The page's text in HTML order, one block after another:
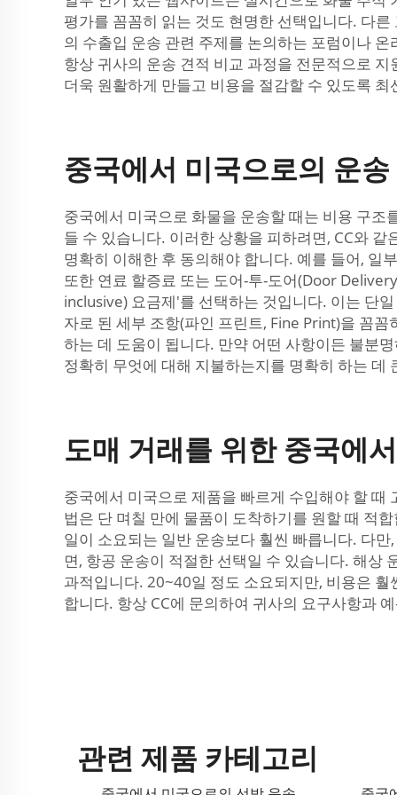
평가를 꼼꼼히 읽는 것도 현명한 선택입니다. 다
의 수출입 운송 관련 주제를 논의하는 포럼이나
항상 귀사의 운송 견적 비교 과정을 전문적으로
더욱 원활하게 만들고 비용을 절감할 수 있도록
중국에서 미국으로의 운
중국에서 미국으로 화물을 운송할 때는 비용 구
들 수 있습니다. 이러한 상황을 피하려면, CC와
명확히 이해한 후 동의해야 합니다. 예를 들어, 일
또한 연료 할증료 또는 도어-투-도어(Door
inclusive) 요금제'를 선택하는 것입니다. 이는 단
자로 된 세부 조항(파인 프린트, Fine Print)을 꼼
하는 데 도움이 됩니다. 만약 어떤 사항이든 불분
정확히 무엇에 대해 지불하는지를 명확히 하는 데
도매 거래를 위한 중국에
중국에서 미국으로 제품을 빠르게 수입해야 할
법은 단 며칠 만에 물품이 도착하기를 원할 때 적
일이 소요되는 일반 운송보다 훨씬 빠릅니다. 다
면, 항공 운송이 적절한 선택일 수 있습니다. 해상
과적입니다. 20~40일 정도 소요되지만, 비용은
합니다. 항상 CC에 문의하여 귀사의 요구사항과
관련 제품 카테고리